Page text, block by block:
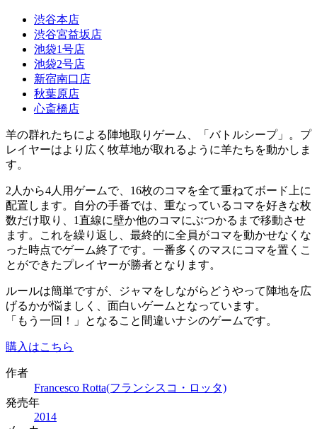
渋谷本店
渋谷宮益坂店
池袋1号店
池袋2号店
新宿南口店
秋葉原店
心斎橋店
羊の群れたちによる陣地取りゲーム、「バトルシープ」。プ
レイヤーはより広く牧草地が取れるように羊たちを動かしま
す。
2人から4人用ゲームで、16枚のコマを全て重ねてボード上に
配置します。自分の手番では、重なっているコマを好きな枚
数だけ取り、1直線に壁か他のコマにぶつかるまで移動させ
ます。これを繰り返し、最終的に全員がコマを動かせなくな
った時点でゲーム終了です。一番多くのマスにコマを置くこ
とができたプレイヤーが勝者となります。
ルールは簡単ですが、ジャマをしながらどうやって陣地を広
げるかが悩ましく、面白いゲームとなっています。
「もう一回！」となること間違いナシのゲームです。
購入はこちら
作者
Francesco Rotta(フランシスコ・ロッタ)
発売年
2014